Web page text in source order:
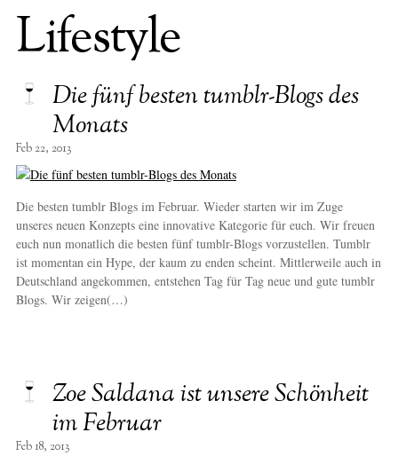
Lifestyle
Die fünf besten tumblr-Blogs des
Monats
Feb 22, 2013
Die besten tumblr Blogs im Februar. Wieder starten wir im Zuge
unseres neuen Konzepts eine innovative Kategorie für euch. Wir freuen
euch nun monatlich die besten fünf tumblr-Blogs vorzustellen. Tumblr
ist momentan ein Hype, der kaum zu enden scheint. Mittlerweile auch in
Deutschland angekommen, entstehen Tag für Tag neue und gute tumblr
Blogs. Wir zeigen(…)
Zoe Saldana ist unsere Schönheit
im Februar
Feb 18, 2013